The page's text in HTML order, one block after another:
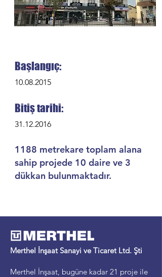
Başlangıç:
10.08.2015
Bitiş tarihi:
31.12.2016
1188 metrekare toplam alana
sahip projede 10 daire ve 3
dükkan bulunmaktadır.
Merthel İnşaat Sanayi ve Ticaret Ltd. Şti
Merthel İnşaat, bugüne kadar 21 proje ile